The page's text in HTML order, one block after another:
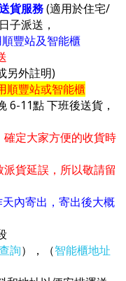
貨服務(適用於住宅/
子派送，
豐站及智能櫃
另外註明)
順豐站或智能櫃
11點 下班後送貨，
定大家方便的收貨時
貨延誤，所以敬請留
內寄出，寄出後大概
詢），（智能櫃地址